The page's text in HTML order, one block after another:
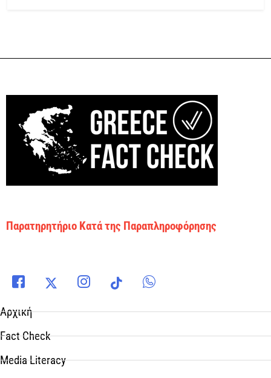
Παρατηρητήριο Κατά της Παραπληροφόρησης
Αρχική
Fact Check
Media Literacy